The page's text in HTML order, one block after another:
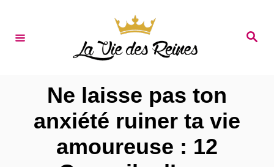
S
Ne laisse pas ton
anxiété ruiner ta vie
amoureuse : 12